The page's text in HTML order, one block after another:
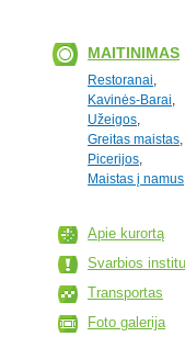
MAITINIMAS
Restoranai,
Kavinės-Barai,
Užeigos,
Greitas maistas,
Picerijos,
Maistas į namus
Apie kurortą
Svarbios
Transportas
Foto galerija